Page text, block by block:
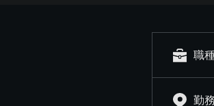
職
勤